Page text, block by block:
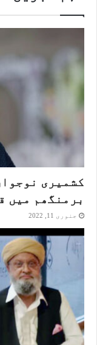
کشمیری
برمنگھم میں
جنوری 11, 2022